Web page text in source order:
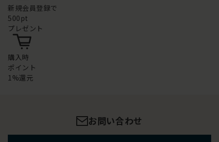
新規会員登録で
500pt
プレゼント
購入時
ポイント
1%還元
お問い合わせ